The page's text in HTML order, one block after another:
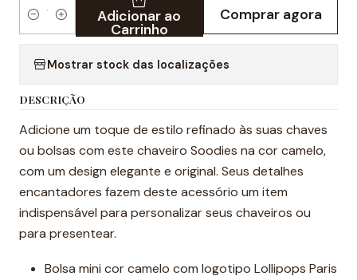
Quantidade Adicionar ao
Carrinho
Comprar agora
Mostrar stock das localizações
DESCRIÇÃO
Adicione um toque de estilo refinado às suas chaves
ou bolsas com este chaveiro Soodies na cor camelo,
com um design elegante e original. Seus detalhes
encantadores fazem deste acessório um item
indispensável para personalizar seus chaveiros ou
para presentear.
Bolsa mini cor camelo com logotipo Lollipops Paris